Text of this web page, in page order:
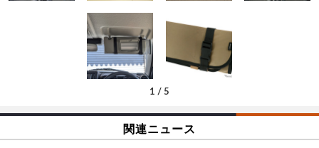
1 / 5
関連ニュース